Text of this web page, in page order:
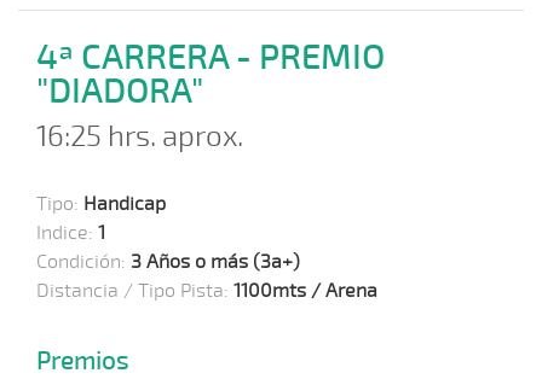
4ª CARRERA - PREMIO
"DIADORA"
16:25 hrs. aprox.
Tipo: Handicap
Indice: 1
Condición: 3 Años o más (3a+)
Distancia / Tipo Pista: 1100mts / Arena
Premios